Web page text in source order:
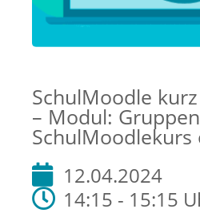
SchulMoodle
– Modul:
12.04.2024
14:15 - 15:15